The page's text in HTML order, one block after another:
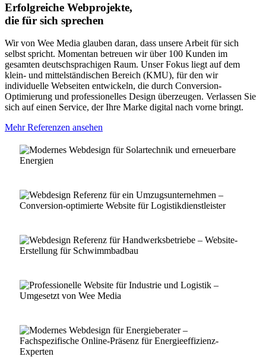
Erfolgreiche Webprojekte,
die für sich sprechen
Wir von Wee Media glauben daran, dass unsere Arbeit für sich
selbst spricht. Momentan betreuen wir über 100 Kunden im
gesamten deutschsprachigen Raum. Unser Fokus liegt auf dem
klein- und mittelständischen Bereich (KMU), für den wir
individuelle Webseiten entwickeln, die durch Conversion-
Optimierung und professionelles Design überzeugen. Verlassen Sie
sich auf einen Service, der Ihre Marke digital nach vorne bringt.
Mehr Referenzen ansehen